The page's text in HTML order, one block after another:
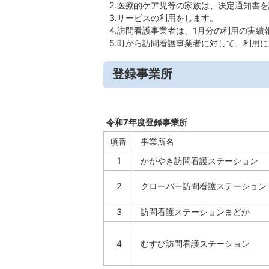
2.医療的ケア児等の家族は、決定通知書
3.サービスの利用をします。
4.訪問看護事業者は、1月分の利用の実績
5.町から訪問看護事業者に対して、利用
登録事業所
令和7年度登録事業所
項番
事業所名
1
かがやき訪問看護ステーション
2 クローバー訪問看護ステーション
3 訪問看護ステーションまどか
4 むすび訪問看護ステーション